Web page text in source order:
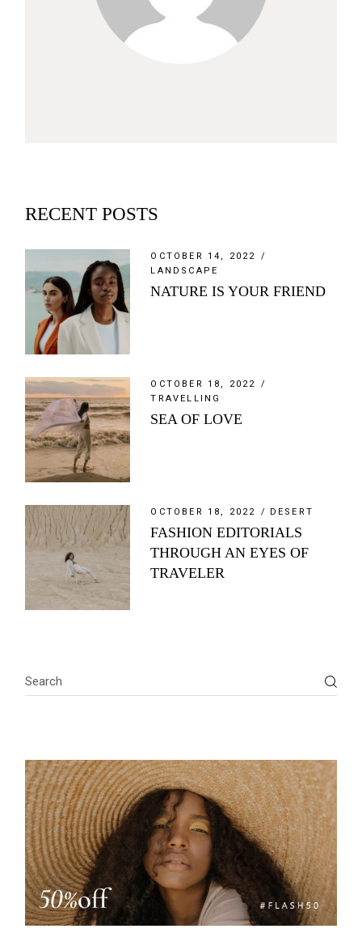
RECENT POSTS
OCTOBER 14, 2022
LANDSCAPE
NATURE IS YOUR FRIEND
OCTOBER 18, 2022
TRAVELLING
SEA OF LOVE
OCTOBER 18, 2022 DESERT
FASHION EDITORIALS
THROUGH AN EYES OF
TRAVELER